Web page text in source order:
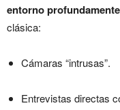
entorno
clásica:
Cámaras “intrusas”.
Entrevistas directas